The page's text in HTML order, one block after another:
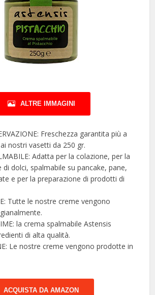
ALTRE IMMAGINI
Freschezza garantita più a
nostri vasetti da 250 gr.
Adatta per la colazione, per la
di dolci, spalmabile su pancake, pane,
e per la preparazione di prodotti di
Tutte le nostre creme vengono
la crema spalmabile Astensis
di alta qualità.
Le nostre creme vengono prodotte in
ACQUISTA DA AMAZON